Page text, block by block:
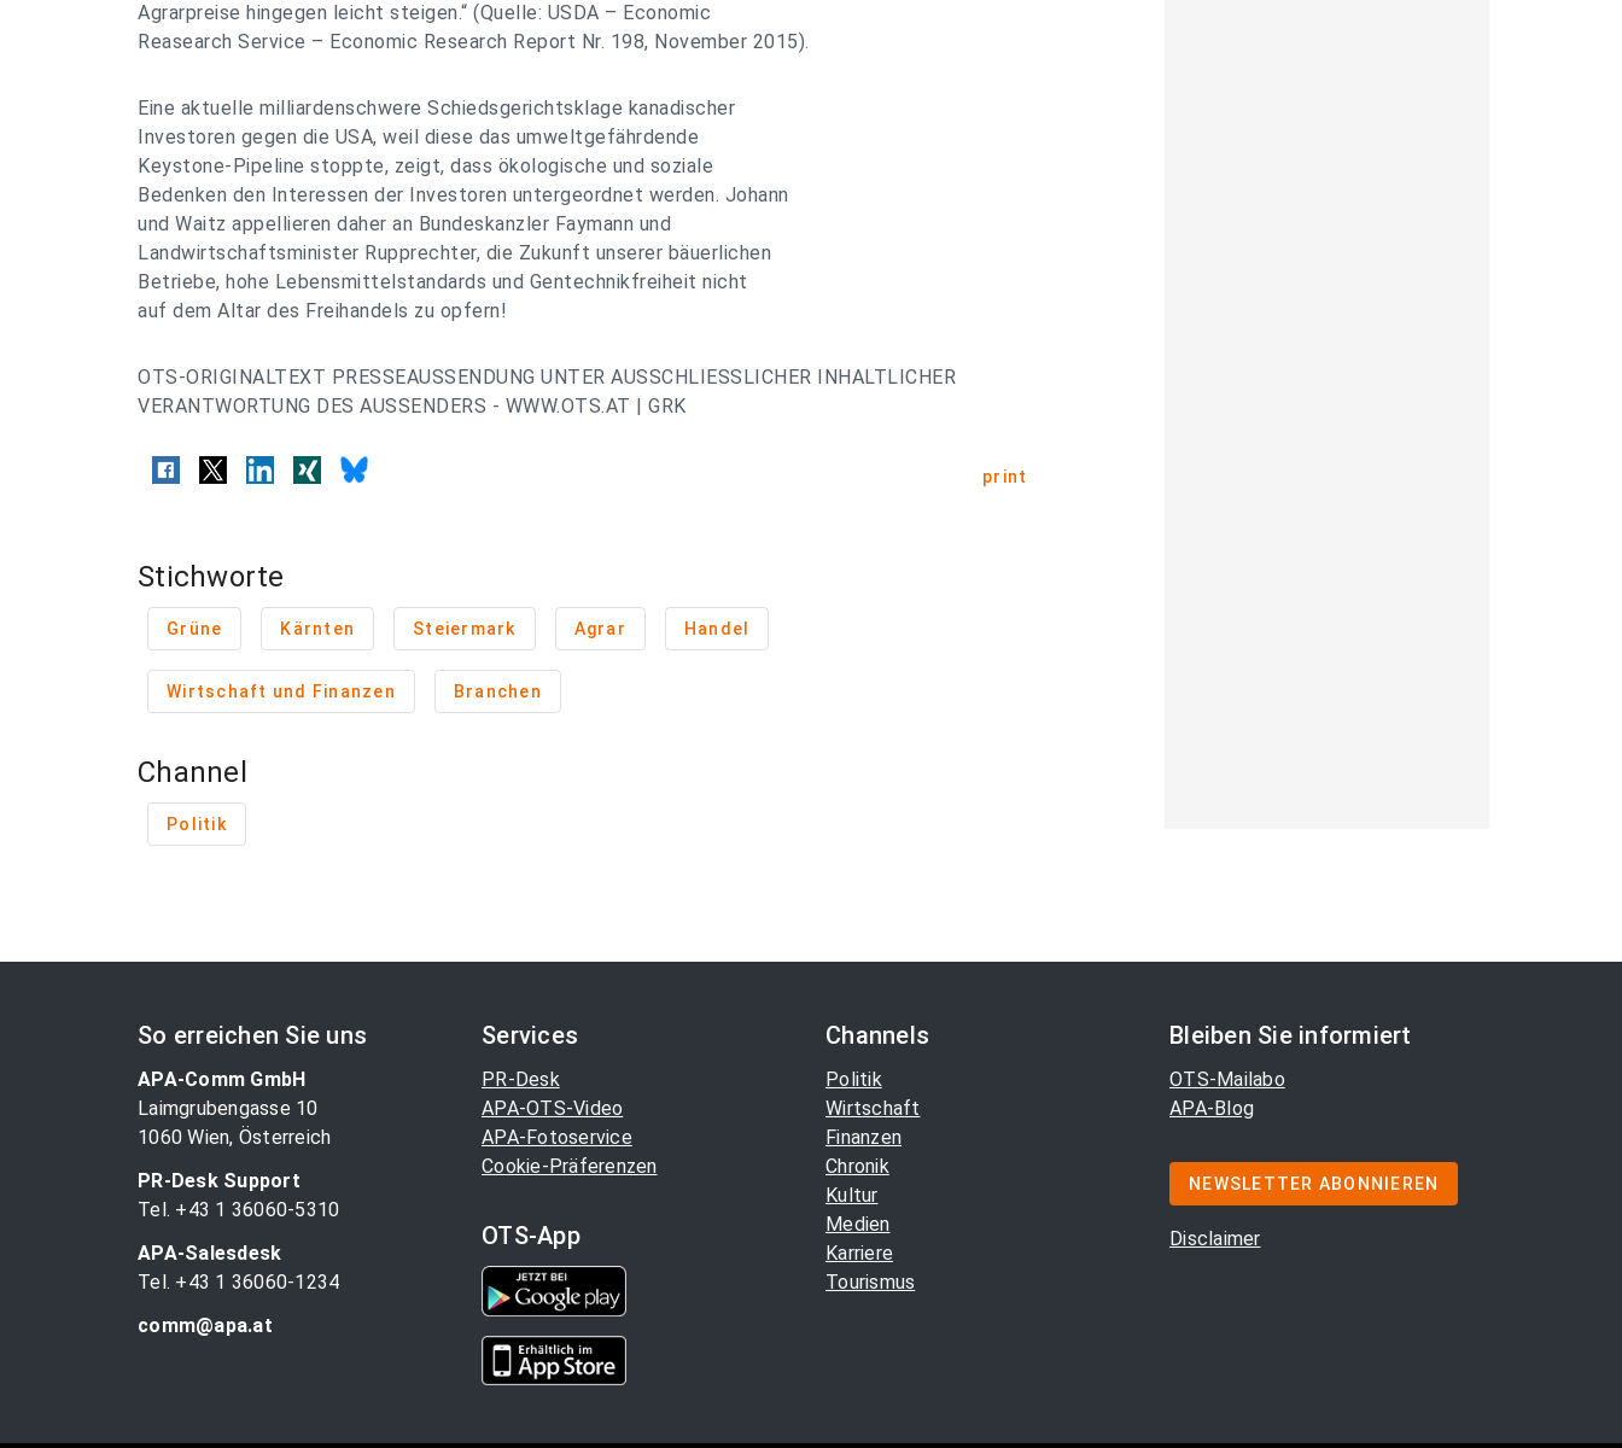
Agrarpreise hingegen leicht steigen.“ (Quelle: USDA – Economic
Reasearch Service – Economic Research Report Nr. 198, November 2015).
Eine aktuelle milliardenschwere Schiedsgerichtsklage kanadischer
Investoren gegen die USA, weil diese das umweltgefährdende
Keystone-Pipeline stoppte, zeigt, dass ökologische und soziale
Bedenken den Interessen der Investoren untergeordnet werden. Johann
und Waitz appellieren daher an Bundeskanzler Faymann und
Landwirtschaftsminister Rupprechter, die Zukunft unserer bäuerlichen
Betriebe, hohe Lebensmittelstandards und Gentechnikfreiheit nicht
auf dem Altar des Freihandels zu opfern!
OTS-ORIGINALTEXT PRESSEAUSSENDUNG UNTER AUSSCHLIESSLICHER INHALTLICHER
VERANTWORTUNG DES AUSSENDERS - WWW.OTS.AT | GRK
print
Stichworte
Grüne Kärnten Steiermark Agrar Handel
Wirtschaft und Finanzen Branchen
Channel
Politik
So erreichen Sie uns
APA-Comm GmbH
Laimgrubengasse 10
1060 Wien, Österreich
PR-Desk Support
Tel. +43 1 36060-5310
APA-Salesdesk
Tel. +43 1 36060-1234
comm@apa.at
Services
PR-Desk
APA-OTS-Video
APA-Fotoservice
Cookie-Präferenzen
OTS-App
Channels
Politik
Wirtschaft
Finanzen
Chronik
Kultur
Medien
Karriere
Tourismus
Bleiben Sie informiert
OTS-Mailabo
APA-Blog
NEWSLETTER ABONNIEREN
Disclaimer